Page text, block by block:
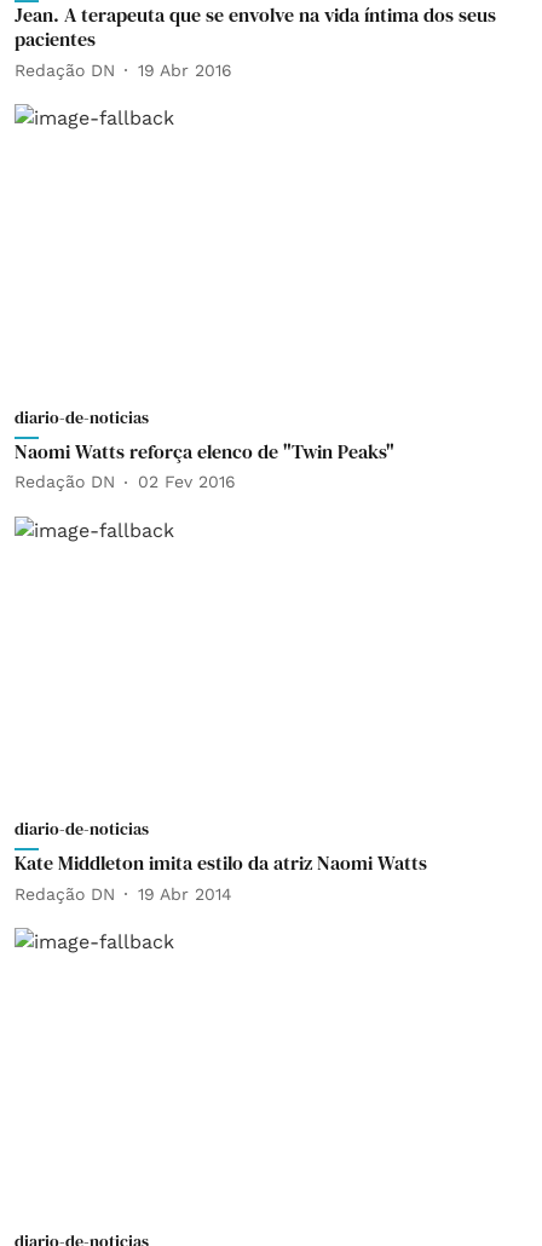
Jean. A terapeuta que se envolve na vida íntima dos seus
pacientes
Redação DN 19 Abr 2016
diario-de-noticias
Naomi Watts reforça elenco de "Twin Peaks"
Redação DN 02 Fev 2016
diario-de-noticias
Kate Middleton imita estilo da atriz Naomi Watts
Redação DN 19 Abr 2014
diario-de-noticias